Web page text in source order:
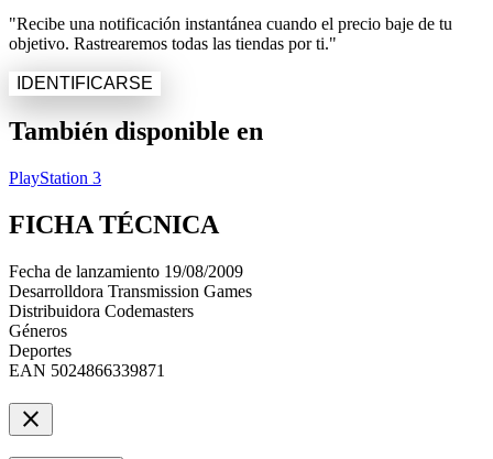
"Recibe una notificación instantánea cuando el precio baje de tu
objetivo. Rastrearemos todas las tiendas por ti."
IDENTIFICARSE
También disponible en
PlayStation 3
FICHA TÉCNICA
Fecha de lanzamiento 19/08/2009
Desarrolldora Transmission Games
Distribuidora Codemasters
Géneros
Deportes
EAN 5024866339871
close